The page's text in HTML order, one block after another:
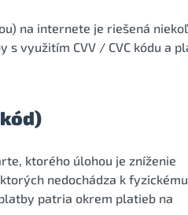
na internete je riešená
využitím CVV / CVC kódu a
kód)
ktorého úlohou je zníženie
nedochádza k fyzickému
patria okrem platieb na